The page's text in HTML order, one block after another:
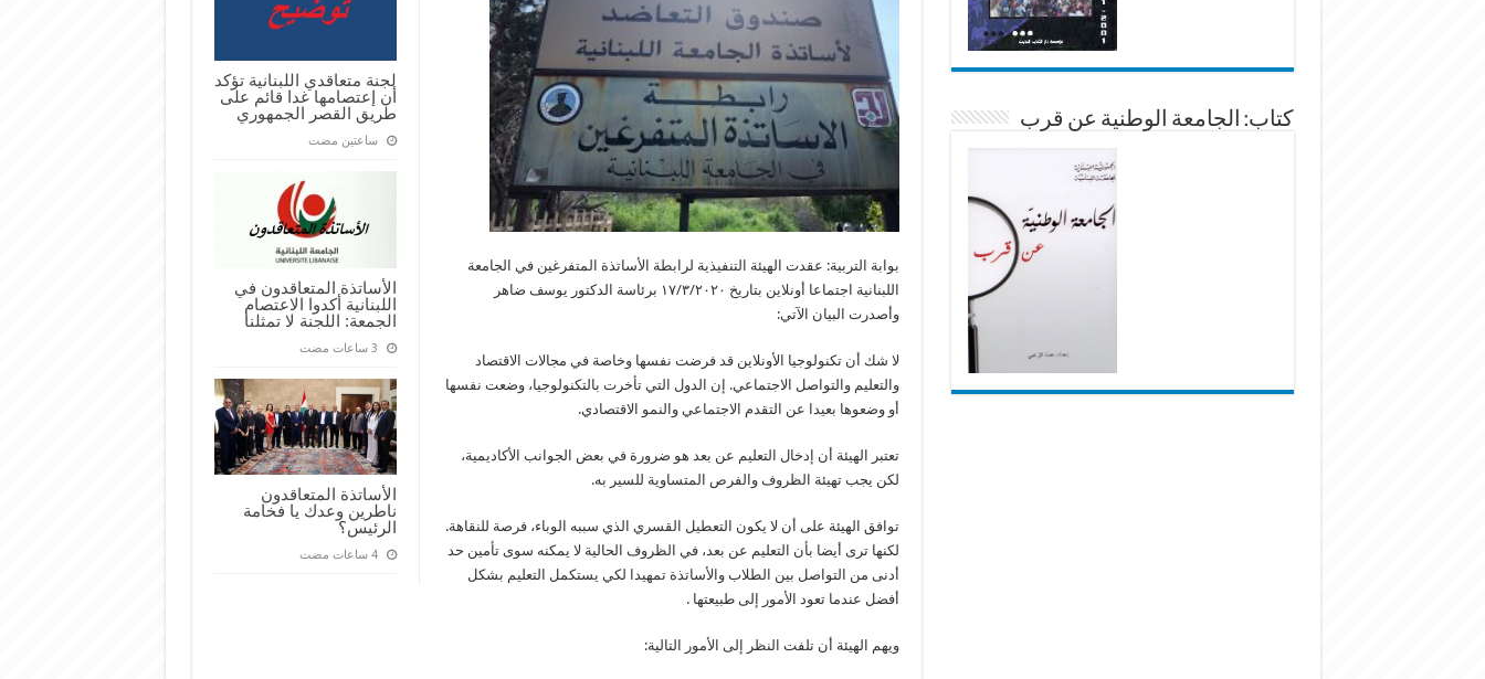
لجنة متعاقدي اللبنانية تؤكد
أن إعتصامها غدا قائم على
طريق القصر الجمهوري
‏ساعتين مضت
الأساتذة المتعاقدون في
اللبنانية أكدوا الاعتصام
الجمعة: اللجنة لا تمثلنا
الأساتذة المتعاقدون
ناطرين وعدك يا فخامة
الرئيس؟
‏4 ساعات مضت
بوابة التربية: عقدت الهيئة التنفيذية لرابطة الأساتذة المتفرغين في الجامعة
اللبنانية اجتماعا أونلاين بتاريخ ١٧/٣/٢٠٢٠ برئاسة الدكتور يوسف ضاهر
وأصدرت البيان الآتي:
لا شك أن تكنولوجيا الأونلاين قد فرضت نفسها وخاصة في مجالات الاقتصاد
والتعليم والتواصل الاجتماعي. إن الدول التي تأخرت بالتكنولوجيا، وضعت نفسها
أو وضعوها بعيدا عن التقدم الاجتماعي والنمو الاقتصادي.
تعتبر الهيئة أن إدخال التعليم عن بعد هو ضرورة في بعض الجوانب الأكاديمية،
لكن يجب تهيئة الظروف والفرص المتساوية للسير به.
توافق الهيئة على أن لا يكون التعطيل القسري الذي سببه الوباء، فرصة للنقاهة.
لكنها ترى أيضا بأن التعليم عن بعد، في الظروف الحالية لا يمكنه سوى تأمين حد
أدنى من التواصل بين الطلاب والأساتذة تمهيدا لكي يستكمل التعليم بشكل
أفضل عندما تعود الأمور إلى طبيعتها .
ويهم الهيئة أن تلفت النظر إلى الأمور التالية:
كتاب: الجامعة الوطنية عن قرب